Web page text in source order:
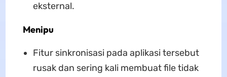
eksternal.
Menipu
Fitur sinkronisasi pada aplikasi tersebut
rusak dan sering kali membuat file tidak